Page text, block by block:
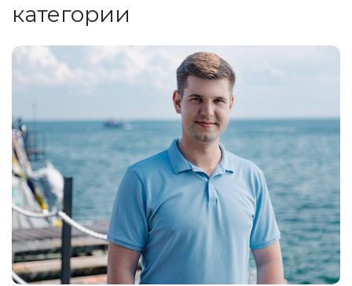
категории